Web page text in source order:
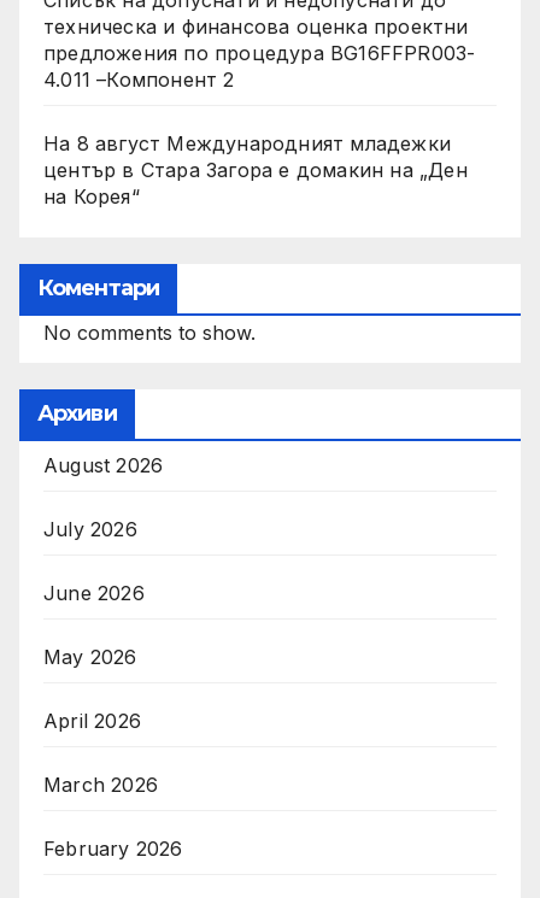
техническа и финансова оценка проектни
предложения по процедура BG16FFPR003-
4.011 –Компонент 2
На 8 август Международният младежки
център в Стара Загора е домакин на „Ден
на Корея“
Коментари
No comments to show.
Архиви
August 2026
July 2026
June 2026
May 2026
April 2026
March 2026
February 2026